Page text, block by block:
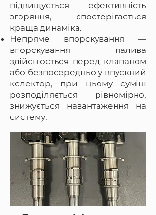
підвищується ефективність
згоряння, спостерігається
краща динаміка.
Непряме впорскування —
впорскування палива
здійснюється перед клапаном
або безпосередньо у впускний
колектор, при цьому суміш
розподіляється рівномірно,
знижується навантаження на
систему.